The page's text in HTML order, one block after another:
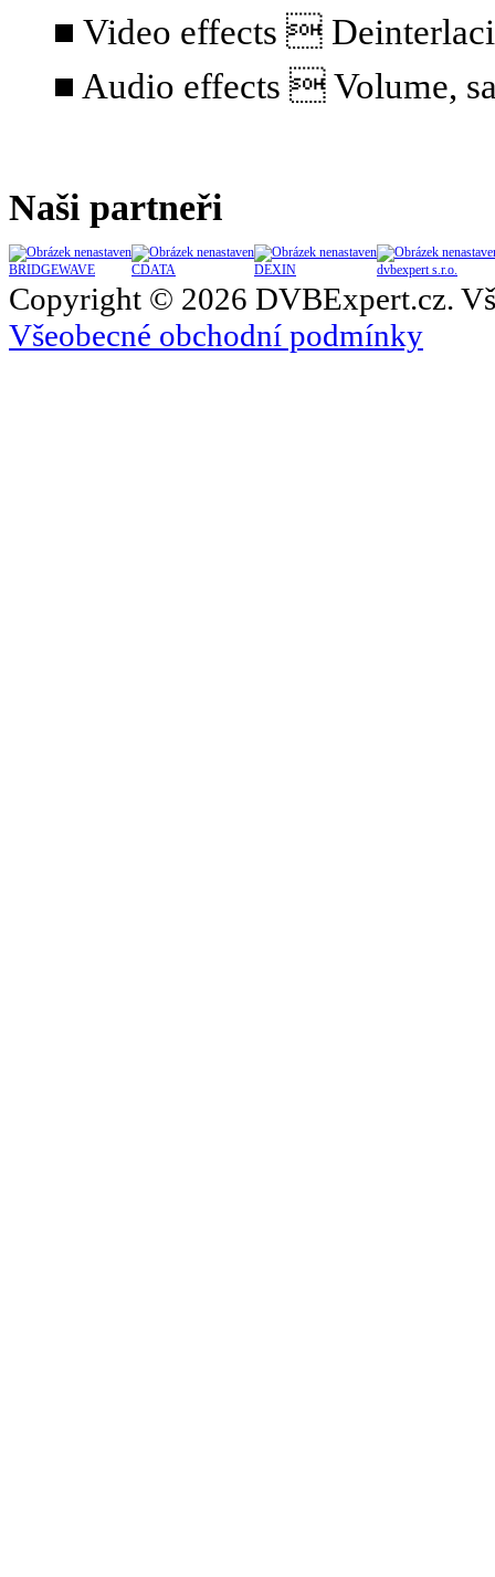
■ Video effects 
■ Audio effects  Volume,
Naši partneři
BRIDGEWAVE CDATA DEXIN dvbexpert s.r.o.
Copyright © 2026 DVBExpert.cz.
Všeobecné obchodní podmínky